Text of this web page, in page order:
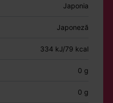
Japonia
Japoneză
334 kJ/79 kcal
0 g
0 g